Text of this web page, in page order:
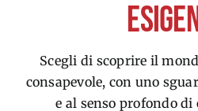
Scegli di scoprire il
consapevole, con uno
e al senso profondo di